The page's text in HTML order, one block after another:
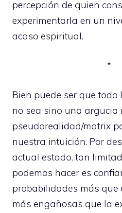
percepción de quien
experimentarla en un
acaso espiritual.
*
Bien puede ser que todo
no sea sino una argucia
pseudorealidad/matrix
nuestra intuición. Por
actual estado, tan
podemos hacer es
probabilidades más que
más engañosas que la